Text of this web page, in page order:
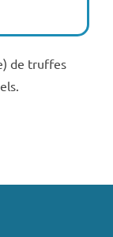
de truffes